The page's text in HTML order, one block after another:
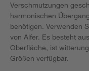
Verschmutzungen
harmonischen
benötigen. Verwenden
von Alfer. Es besteht
Oberfläche, ist
Größen verfügbar.